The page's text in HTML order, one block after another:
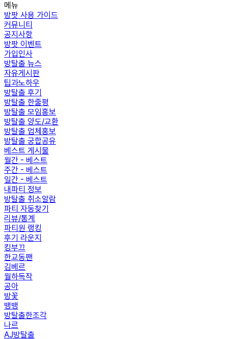
메뉴
방팟 사용 가이드
커뮤니티
공지사항
방팟 이벤트
가입인사
방탈출 뉴스
자유게시판
팁과노하우
방탈출 후기
방탈출 한줄평
방탈출 모임홍보
방탈출 양도/교환
방탈출 업체홍보
방탈출 궁합공유
베스트 게시물
월간 - 베스트
주간 - 베스트
일간 - 베스트
내파티 정보
방탈출 취소알람
파티 자동찾기
리뷰/통계
파티원 랭킹
후기 라운지
킹부끄
한교동팬
김베르
월하독작
공아
방꽃
뱅뱅
방탈출한조각
나르
AJ방탈출